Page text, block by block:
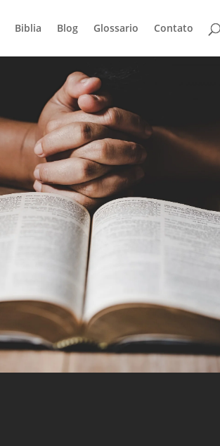
Biblia Blog Glossario Contato